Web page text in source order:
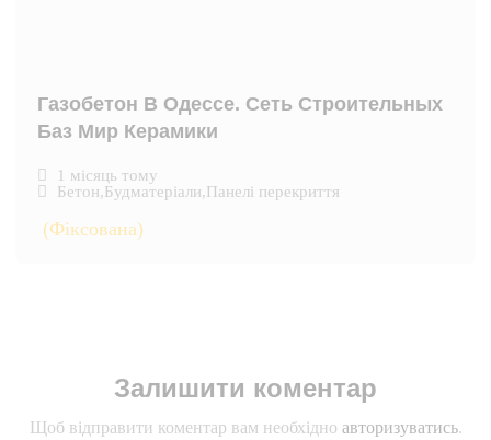
Газобетон В Одессе. Сеть Строительных
Баз Мир Керамики
1 місяць тому
Бетон,Будматеріали,Панелі перекриття
(Фіксована)
Залишити коментар
Щоб відправити коментар вам необхідно авторизуватись.